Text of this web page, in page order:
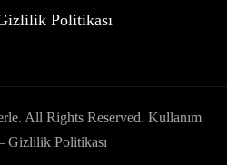
Politikası
. All Rights Reserved. Kullanım
Gizlilik Politikası